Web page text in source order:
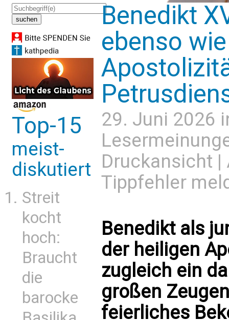
Top-15
meist-
diskutiert
Streit
kocht
hoch:
Braucht
die
barocke
Benedikt
ebenso
29. Juni 2026
Druckansicht |
Tippfehler
Benedikt als
der heiligen
zugleich ein
großen
feierliches